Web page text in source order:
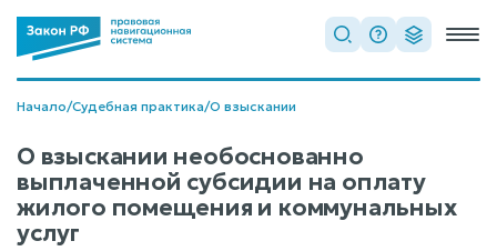
Начало/Судебная практика/О взыскании
О взыскании необоснованно
выплаченной субсидии на оплату
жилого помещения и коммунальных
услуг